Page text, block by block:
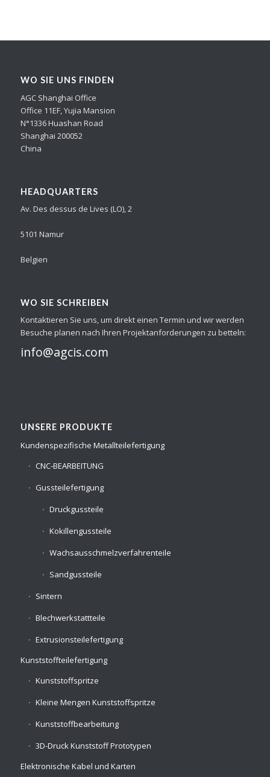
WO SIE UNS FINDEN
AGC Shanghai Office
Office 11EF, Yujia Mansion
N°1336 Huashan Road
Shanghai 200052
China
HEADQUARTERS
Av. Des dessus de Lives (LO), 2
5101 Namur
Belgien
WO SIE SCHREIBEN
Kontaktieren Sie uns, um direkt einen Termin und wir werden
Besuche planen nach Ihren Projektanforderungen zu betteln:
info@agcis.com
UNSERE PRODUKTE
Kundenspezifische Metallteilefertigung
CNC-BEARBEITUNG
Gussteilefertigung
Druckgussteile
Kokillengussteile
Wachsausschmelzverfahrenteile
Sandgussteile
Sintern
Blechwerkstattteile
Extrusionsteilefertigung
Kunststoffteilefertigung
Kunststoffspritze
Kleine Mengen Kunststoffspritze
Kunststoffbearbeitung
3D-Druck Kunststoff Prototypen
Elektronische Kabel und Karten